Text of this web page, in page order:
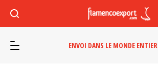
ENVOI DANS LE MONDE ENTIER